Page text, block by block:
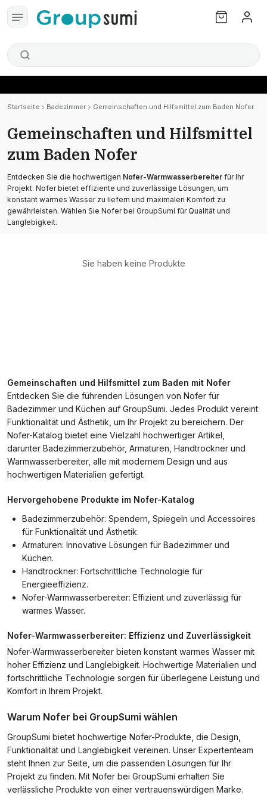
Startseite Badezimmer Gemeinschaften und Hilfsmittel zum Baden Nofer
Gemeinschaften und Hilfsmittel
zum Baden Nofer
Entdecken Sie die hochwertigen Nofer-Warmwasserbereiter für Ihr
Projekt. Nofer bietet effiziente und zuverlässige Lösungen, um
konstant warmes Wasser zu liefern und maximalen Komfort zu
gewährleisten. Wählen Sie Nofer bei GroupSumi für Qualität und
Langlebigkeit.
Sie haben keine Produkte
Gemeinschaften und Hilfsmittel zum Baden mit Nofer
Entdecken Sie die führenden Lösungen von Nofer für
Badezimmer und Küchen auf GroupSumi. Jedes Produkt vereint
Funktionalität und Ästhetik, um Ihr Projekt zu bereichern. Der
Nofer-Katalog bietet eine Vielzahl hochwertiger Artikel,
darunter Badezimmerzubehör, Armaturen, Handtrockner und
Warmwasserbereiter, alle mit modernem Design und aus
hochwertigen Materialien gefertigt.
Hervorgehobene Produkte im Nofer-Katalog
Badezimmerzubehör: Spendern, Spiegeln und Accessoires
für Funktionalität und Ästhetik.
Armaturen: Innovative Lösungen für Badezimmer und
Küchen.
Handtrockner: Fortschrittliche Technologie für
Energieeffizienz.
Nofer-Warmwasserbereiter: Effizient und zuverlässig für
warmes Wasser.
Nofer-Warmwasserbereiter: Effizienz und Zuverlässigkeit
Nofer-Warmwasserbereiter bieten konstant warmes Wasser mit
hoher Effizienz und Langlebigkeit. Hochwertige Materialien und
fortschrittliche Technologie sorgen für überlegene Leistung und
Komfort in Ihrem Projekt.
Warum Nofer bei GroupSumi wählen
GroupSumi bietet hochwertige Nofer-Produkte, die Design,
Funktionalität und Langlebigkeit vereinen. Unser Expertenteam
steht Ihnen zur Seite, um die passenden Lösungen für Ihr
Projekt zu finden. Mit Nofer bei GroupSumi erhalten Sie
verlässliche Produkte von einer vertrauenswürdigen Marke.